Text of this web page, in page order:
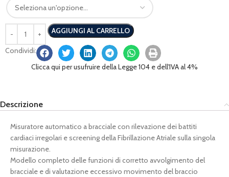
AGGIUNGI AL CARRELLO
Condividi:
Clicca qui per usufruire della Legge 104 e dell'IVA al 4%
Descrizione
Misuratore automatico a bracciale con rilevazione dei battiti
cardiaci irregolari e screening della Fibrillazione Atriale sulla singola
misurazione.
Modello completo delle funzioni di corretto avvolgimento del
bracciale e di valutazione eccessivo movimento del braccio